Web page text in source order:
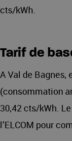
cts/kWh.
Tarif de
A Val de Bagnes,
(consommation
30,42 cts/kWh.
l’ELCOM pour